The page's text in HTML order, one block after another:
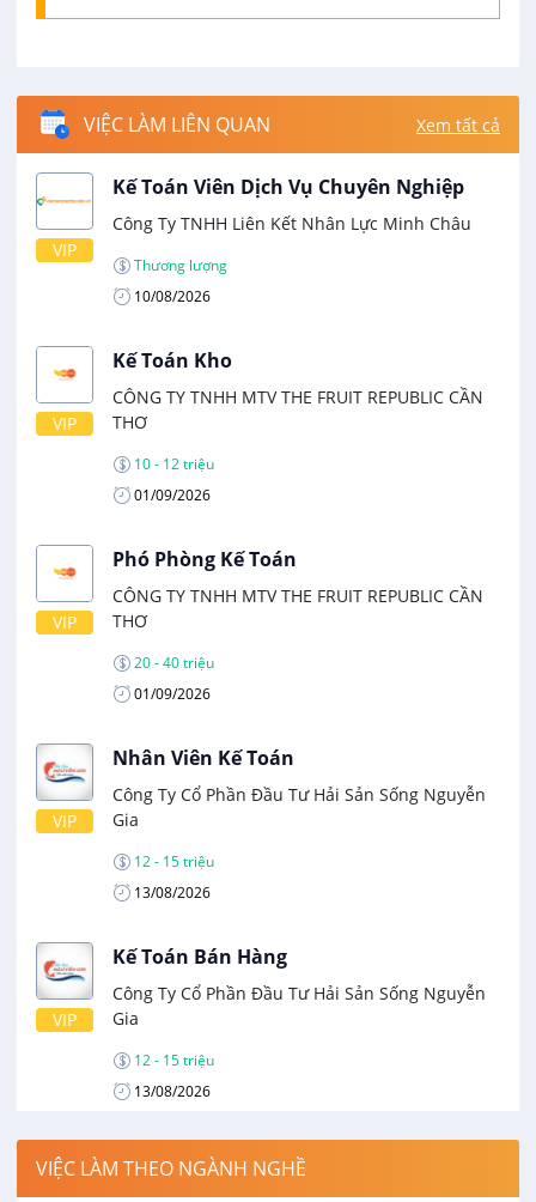
VIỆC LÀM LIÊN QUAN Xem tất cả
VIP
Kế Toán Viên Dịch Vụ Chuyên Nghiệp
Công Ty TNHH Liên Kết Nhân Lực Minh Châu
Thương lượng
10/08/2026
VIP
Kế Toán Kho
CÔNG TY TNHH MTV THE FRUIT REPUBLIC CẦN
THƠ
10 - 12 triệu
01/09/2026
VIP
Phó Phòng Kế Toán
CÔNG TY TNHH MTV THE FRUIT REPUBLIC CẦN
THƠ
20 - 40 triệu
01/09/2026
VIP
Nhân Viên Kế Toán
Công Ty Cổ Phần Đầu Tư Hải Sản Sống Nguyễn
Gia
12 - 15 triệu
13/08/2026
VIP
Kế Toán Bán Hàng
Công Ty Cổ Phần Đầu Tư Hải Sản Sống Nguyễn
Gia
12 - 15 triệu
13/08/2026
VIỆC LÀM THEO NGÀNH NGHỀ